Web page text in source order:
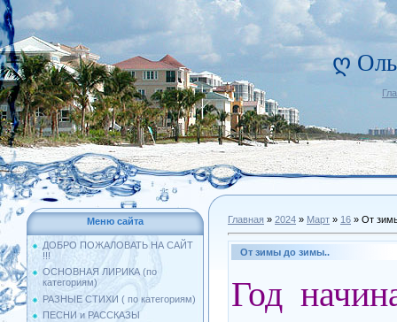
ღ
Меню сайта
ДОБРО ПОЖАЛОВАТЬ НА САЙТ
!!!
ОСНОВНАЯ ЛИРИКА (по
категориям)
РАЗНЫЕ СТИХИ ( по категориям)
ПЕСНИ и РАССКАЗЫ
Главная » 2024 » Март » 16 » От
От зимы до зимы..
Год